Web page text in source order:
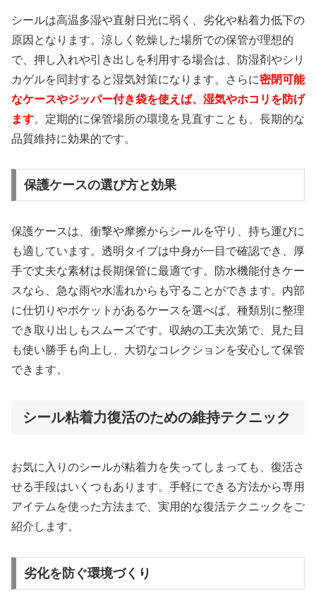
シールは高温多湿や直射日光に弱く、劣化や粘着力低下の
原因となります。涼しく乾燥した場所での保管が理想的
で、押し入れや引き出しを利用する場合は、防湿剤やシリ
カゲルを同封すると湿気対策になります。さらに密閉可能
なケースやジッパー付き袋を使えば、湿気やホコリを防げ
ます。定期的に保管場所の環境を見直すことも、長期的な
品質維持に効果的です。
保護ケースの選び方と効果
保護ケースは、衝撃や摩擦からシールを守り、持ち運びに
も適しています。透明タイプは中身が一目で確認でき、厚
手で丈夫な素材は長期保管に最適です。防水機能付きケー
スなら、急な雨や水濡れからも守ることができます。内部
に仕切りやポケットがあるケースを選べば、種類別に整理
でき取り出しもスムーズです。収納の工夫次第で、見た目
も使い勝手も向上し、大切なコレクションを安心して保管
できます。
シール粘着力復活のための維持テクニック
お気に入りのシールが粘着力を失ってしまっても、復活さ
せる手段はいくつもあります。手軽にできる方法から専用
アイテムを使った方法まで、実用的な復活テクニックをご
紹介します。
劣化を防ぐ環境づくり